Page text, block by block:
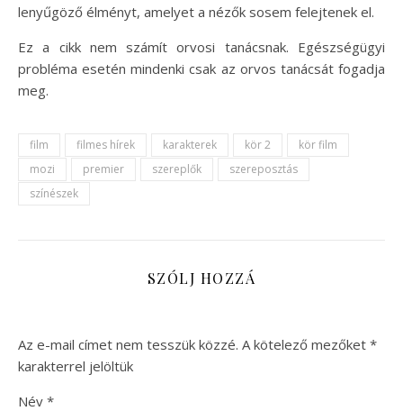
lenyűgöző élményt, amelyet a nézők sosem felejtenek el.
Ez a cikk nem számít orvosi tanácsnak. Egészségügyi
probléma esetén mindenki csak az orvos tanácsát fogadja
meg.
film filmes hírek karakterek kör 2
kör film
mozi
premier szereplők
szereposztás
színészek
SZÓLJ HOZZÁ
Az e-mail címet nem tesszük közzé. A kötelező mezőket *
karakterrel jelöltük
Név *